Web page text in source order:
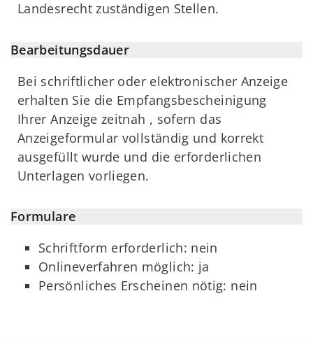
Landesrecht zuständigen Stellen.
Bearbeitungsdauer
Bei schriftlicher oder elektronischer Anzeige
erhalten Sie die Empfangsbescheinigung
Ihrer Anzeige zeitnah , sofern das
Anzeigeformular vollständig und korrekt
ausgefüllt wurde und die erforderlichen
Unterlagen vorliegen.
Formulare
Schriftform erforderlich: nein
Onlineverfahren möglich: ja
Persönliches Erscheinen nötig: nein